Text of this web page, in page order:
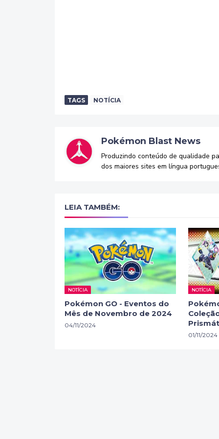
TAGS NOTÍCIA
Pokémon Blast News
Produzindo conteúdo de qualidade
dos maiores sites em língua
LEIA TAMBÉM:
NOTÍCIA
Pokémon GO - Eventos do
Mês de Novembro de 2024
04/11/2024
NOTÍCIA
01/11/2024